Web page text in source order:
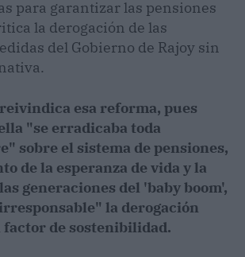
para garantizar las pensiones
la derogación de las
del Gobierno de Rajoy sin
reivindica esa reforma, pues
"se erradicaba toda
sobre el sistema de pensiones,
de la esperanza de vida y la
generaciones del 'baby boom',
la derogación
de sostenibilidad.